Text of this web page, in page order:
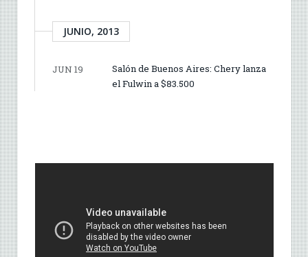
JUNIO, 2013
JUN 19
Salón de Buenos Aires: Chery lanza
el Fulwin a $83.500